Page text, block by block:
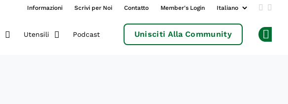
Informazioni Scrivi per Noi Contatto Member's Login Add us
Utensili Podcast Unisciti Alla Community